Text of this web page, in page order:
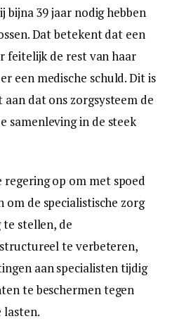
bijna 39 jaar nodig hebben
Dat betekent dat een
feitelijk de rest van haar
een medische schuld. Dit is
dat ons zorgsysteem de
samenleving in de steek
regering op om met spoed
de specialistische zorg
stellen, de
te verbeteren,
aan specialisten tijdig
te beschermen tegen
lasten.